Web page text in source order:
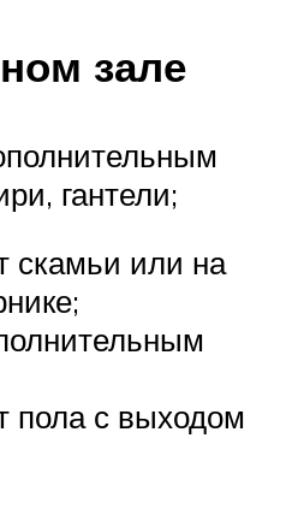
зале
гантели;
скамьи или на
пола с выходом